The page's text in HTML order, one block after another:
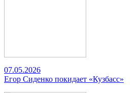
07.05.2026
Егор Сиденко покидает «Кузбасс»